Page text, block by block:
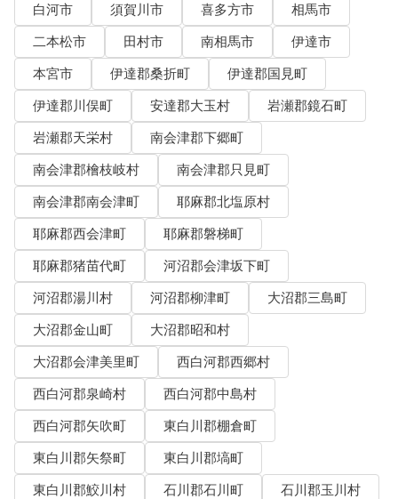
白河市
須賀川市 喜多方市
相馬市
二本松市
田村市 南相馬市
伊達市
本宮市
伊達郡桑折町
伊達郡国見町
伊達郡川俣町
安達郡大玉村
岩瀬郡鏡石町
岩瀬郡天栄村
南会津郡下郷町
南会津郡檜枝岐村
南会津郡只見町
南会津郡南会津町
耶麻郡北塩原村
耶麻郡西会津町
耶麻郡磐梯町
耶麻郡猪苗代町
河沼郡会津坂下町
河沼郡湯川村
河沼郡柳津町
大沼郡三島町
大沼郡金山町
大沼郡昭和村
大沼郡会津美里町
西白河郡西郷村
西白河郡泉崎村
西白河郡中島村
西白河郡矢吹町
東白川郡棚倉町
東白川郡矢祭町
東白川郡塙町
東白川郡鮫川村
石川郡石川町
石川郡玉川村